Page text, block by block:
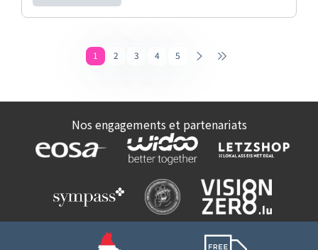
1 2 3 4 5
Nos engagements et partenariats